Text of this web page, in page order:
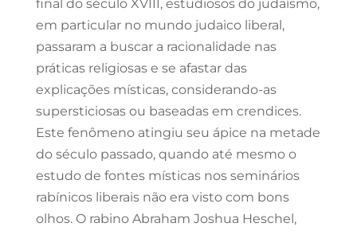
final do século XVIII, estudiosos do judaísmo,
em particular no mundo judaico liberal,
passaram a buscar a racionalidade nas
práticas religiosas e se afastar das
explicações místicas, considerando-as
supersticiosas ou baseadas em crendices.
Este fenômeno atingiu seu ápice na metade
do século passado, quando até mesmo o
estudo de fontes místicas nos seminários
rabínicos liberais não era visto com bons
olhos. O rabino Abraham Joshua Heschel,